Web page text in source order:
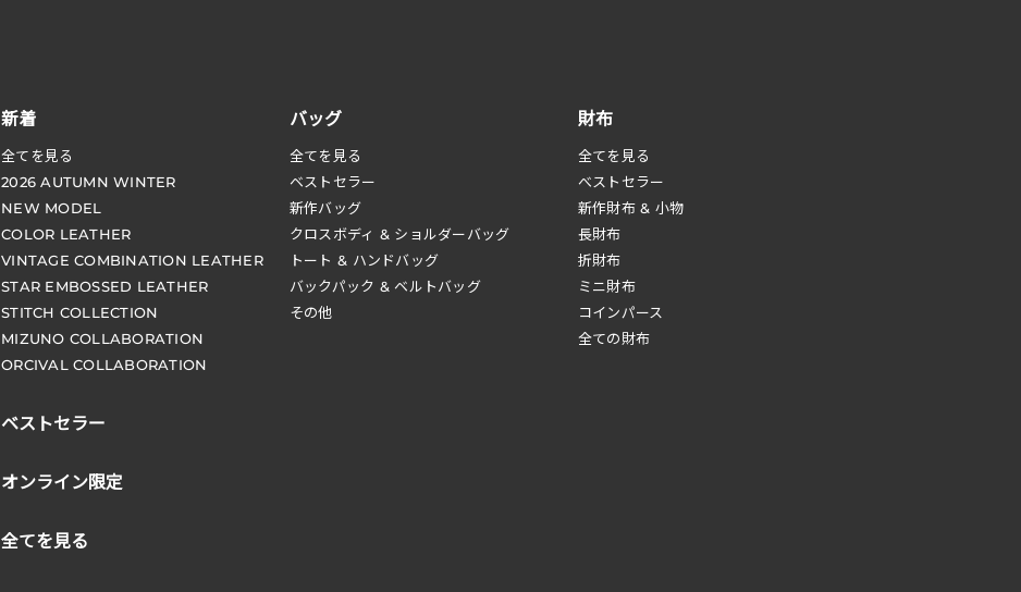
新着
全てを見る
2026 AUTUMN WINTER
NEW MODEL
COLOR LEATHER
VINTAGE COMBINATION LEATHER
STAR EMBOSSED LEATHER
STITCH COLLECTION
MIZUNO COLLABORATION
ORCIVAL COLLABORATION
ベストセラー
オンライン限定
全てを見る
財布
全てを見る
べストセラー
新作財布 & 小物
長財布
折財布
ミニ財布
コインパース
全ての財布
バッグ
全てを見る
ベストセラー
新作バッグ
クロスボディ & ショルダーバッグ
トート & ハンドバッグ
バックパック & ベルトバッグ
その他